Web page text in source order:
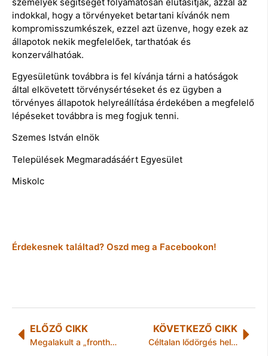
indokkal, hogy a törvényeket betartani kívánók nem
kompromisszumkészek, ezzel azt üzenve, hogy ezek az
állapotok nekik megfelelőek, tarthatóak és
konzerválhatóak.
Egyesületünk továbbra is fel kívánja tárni a hatóságok
által elkövetett törvénysértéseket és ez ügyben a
törvényes állapotok helyreállítása érdekében a megfelelő
lépéseket továbbra is meg fogjuk tenni.
Szemes István elnök
Települések Megmaradásáért Egyesület
Miskolc
Érdekesnek találtad? Oszd meg a Facebookon!
ELŐZŐ CIKK
Megalakult a „frontharcosok szövetsége”
KÖVETKEZŐ CIKK
Céltalan lődörgés helyett…